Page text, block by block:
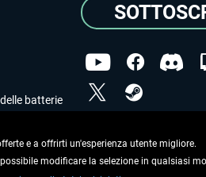
batterie
dei dati.
Copyright © Aerosoft
e a offrirti un'esperienza utente migliore.
modificare la selezione in qualsiasi